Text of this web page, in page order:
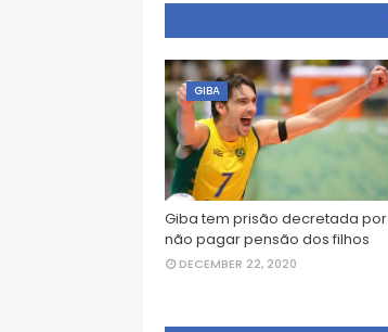
GIBA
Giba tem prisão decretada por
não pagar pensão dos filhos
DECEMBER 22, 2020